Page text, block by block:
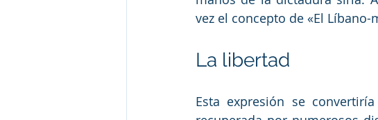
vez el concepto de «El Líbano-
La libertad
Esta expresión se